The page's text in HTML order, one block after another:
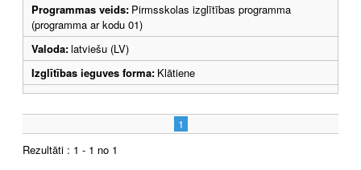
Programmas veids: Pirmsskolas izglītības programma
(programma ar kodu 01)
Valoda:latviešu (LV)
Izglītības ieguves forma: Klātiene
1
Rezultāti : 1 - 1 no 1